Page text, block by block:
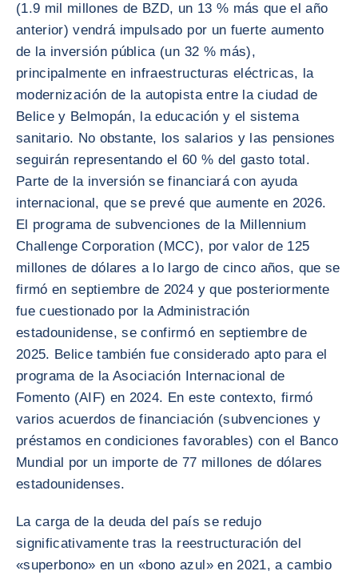
(1.9 mil millones de BZD, un 13 % más que el año
anterior) vendrá impulsado por un fuerte aumento
de la inversión pública (un 32 % más),
principalmente en infraestructuras eléctricas, la
modernización de la autopista entre la ciudad de
Belice y Belmopán, la educación y el sistema
sanitario. No obstante, los salarios y las pensiones
seguirán representando el 60 % del gasto total.
Parte de la inversión se financiará con ayuda
internacional, que se prevé que aumente en 2026.
El programa de subvenciones de la Millennium
Challenge Corporation (MCC), por valor de 125
millones de dólares a lo largo de cinco años, que se
firmó en septiembre de 2024 y que posteriormente
fue cuestionado por la Administración
estadounidense, se confirmó en septiembre de
2025. Belice también fue considerado apto para el
programa de la Asociación Internacional de
Fomento (AIF) en 2024. En este contexto, firmó
varios acuerdos de financiación (subvenciones y
préstamos en condiciones favorables) con el Banco
Mundial por un importe de 77 millones de dólares
estadounidenses.
La carga de la deuda del país se redujo
significativamente tras la reestructuración del
«superbono» en un «bono azul» en 2021, a cambio